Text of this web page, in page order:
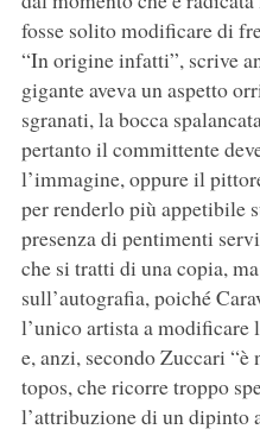
fosse solito modificare di
“In origine infatti”, scrive
gigante aveva un aspetto
sgranati, la bocca
pertanto il committente
l’immagine, oppure il
per renderlo più appetibile
presenza di pentimenti
che si tratti di una copia,
sull’autografia, poiché
l’unico artista a modificare
e, anzi, secondo Zuccari “è
topos, che ricorre troppo
l’attribuzione di un dipinto